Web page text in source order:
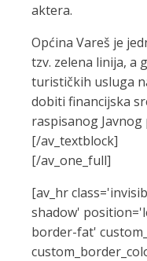
aktera.
Općina Vareš je
tzv. zelena linija, a
turističkih usluga
dobiti financijska
raspisanog Javnog
[/av_textblock]
[/av_one_full]
[av_hr
shadow'
border-fat'